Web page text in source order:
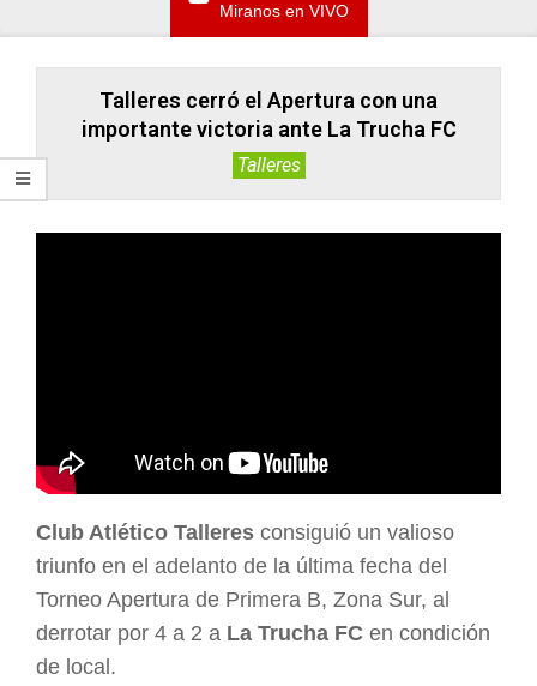
Miranos en VIVO
Talleres cerró el Apertura con una
importante victoria ante La Trucha FC
Talleres
Club Atlético Talleres consiguió un valioso
triunfo en el adelanto de la última fecha del
Torneo Apertura de Primera B, Zona Sur, al
derrotar por 4 a 2 a La Trucha FC en condición
de local.